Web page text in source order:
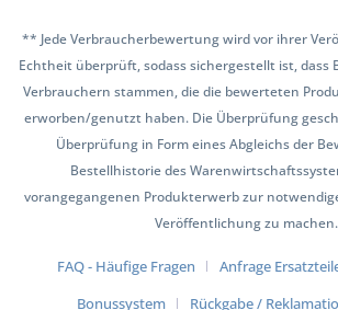
** Jede Verbraucherbewertung wird vor ihrer
Echtheit überprüft, sodass sichergestellt ist, dass
Verbrauchern stammen, die die bewerteten
erworben/genutzt haben. Die Überprüfung
Überprüfung in Form eines Abgleichs der
Bestellhistorie des
vorangegangenen Produkterwerb zur
Veröffentlichung zu machen.
FAQ - Häufige Fragen Anfrage
Bonussystem
Rückgabe /